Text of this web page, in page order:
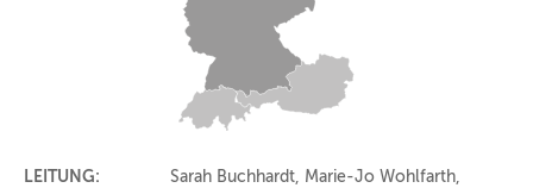
LEITUNG:
Sarah Buchhardt, Marie-Jo Wohlfarth,